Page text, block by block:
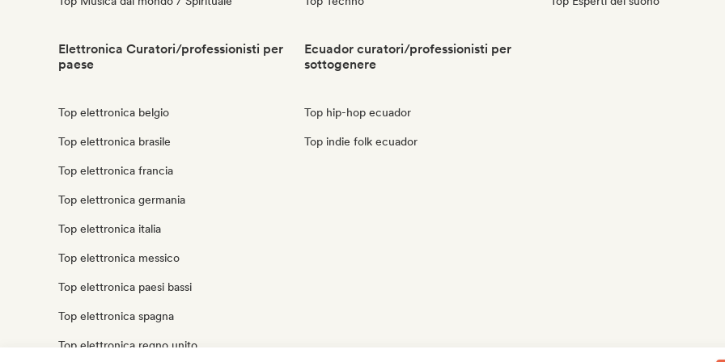
Elettronica Curatori/professionisti per
paese
Top elettronica belgio
Top elettronica brasile
Top elettronica francia
Top elettronica germania
Top elettronica italia
Top elettronica messico
Top elettronica paesi bassi
Top elettronica spagna
Top elettronica regno unito
Ecuador curatori/professionisti per
sottogenere
Top hip-hop ecuador
Top indie folk ecuador